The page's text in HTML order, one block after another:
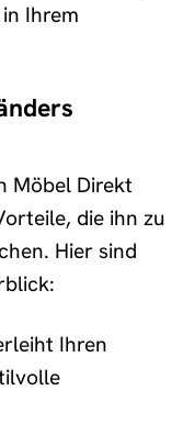
Ihrem
Möbel Direkt
die ihn zu
Hier sind
Ihren